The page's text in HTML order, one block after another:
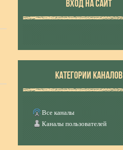
ВХОД НА САЙТ
КАТЕГОРИИ КАНАЛОВ
Все каналы
Каналы пользователей